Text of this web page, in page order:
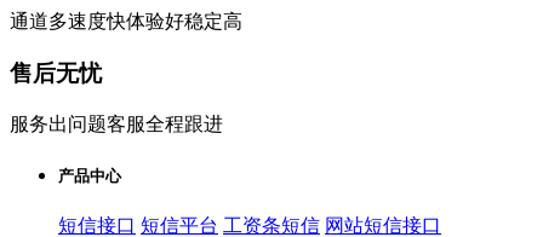
通道多速度快体验好稳定高
售后无忧
服务出问题客服全程跟进
产品中心
短信接口 短信平台 工资条短信 网站短信接口